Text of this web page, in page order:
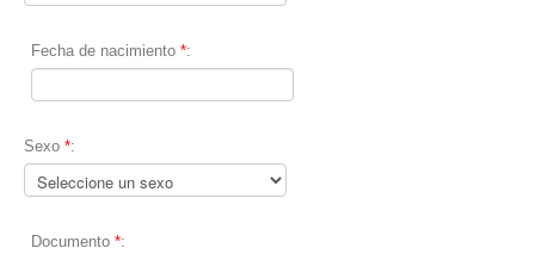
Fecha de nacimiento *:
Sexo *:
Documento *: